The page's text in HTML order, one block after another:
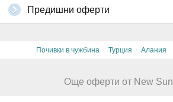
Предишни оферти
Почивки в чужбина · Турция · Алания ·
Още оферти от New Sun